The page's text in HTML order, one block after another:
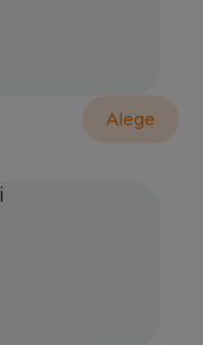
Alege